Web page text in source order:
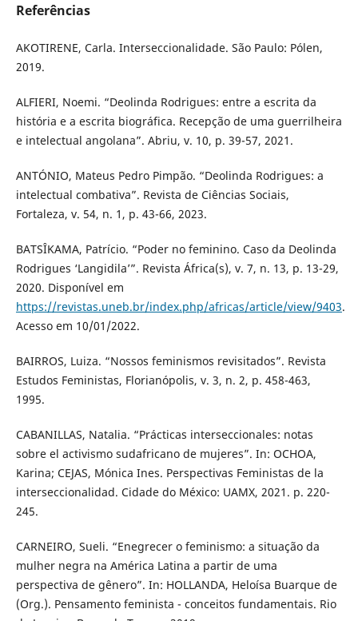
Referências
AKOTIRENE, Carla. Interseccionalidade. São Paulo: Pólen,
2019.
ALFIERI, Noemi. “Deolinda Rodrigues: entre a escrita da
história e a escrita biográfica. Recepção de uma guerrilheira
e intelectual angolana”. Abriu, v. 10, p. 39-57, 2021.
ANTÓNIO, Mateus Pedro Pimpão. “Deolinda Rodrigues: a
intelectual combativa”. Revista de Ciências Sociais,
Fortaleza, v. 54, n. 1, p. 43-66, 2023.
BATSÎKAMA, Patrício. “Poder no feminino. Caso da Deolinda
Rodrigues ‘Langidila’”. Revista África(s), v. 7, n. 13, p. 13-29,
2020. Disponível em
https://revistas.uneb.br/index.php/africas/article/view/9403.
Acesso em 10/01/2022.
BAIRROS, Luiza. “Nossos feminismos revisitados”. Revista
Estudos Feministas, Florianópolis, v. 3, n. 2, p. 458-463,
1995.
CABANILLAS, Natalia. “Prácticas interseccionales: notas
sobre el activismo sudafricano de mujeres”. In: OCHOA,
Karina; CEJAS, Mónica Ines. Perspectivas Feministas de la
interseccionalidad. Cidade do México: UAMX, 2021. p. 220-
245.
CARNEIRO, Sueli. “Enegrecer o feminismo: a situação da
mulher negra na América Latina a partir de uma
perspectiva de gênero”. In: HOLLANDA, Heloísa Buarque de
(Org.). Pensamento feminista - conceitos fundamentais. Rio